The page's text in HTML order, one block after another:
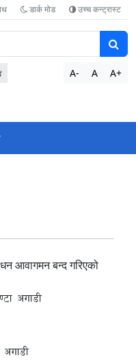
डार्क मोड उच्च कन्ट्रास्ट
A- A A+
आवागमन बन्द गरिएको
अगाडी